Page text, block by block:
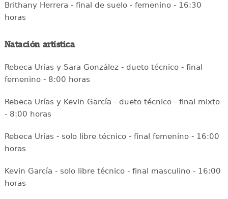
Brithany Herrera - final de suelo - femenino - 16:30
horas
Natación artística
Rebeca Urías y Sara González - dueto técnico - final
femenino - 8:00 horas
Rebeca Urías y Kevin García - dueto técnico - final mixto
- 8:00 horas
Rebeca Urías - solo libre técnico - final femenino - 16:00
horas
Kevin García - solo libre técnico - final masculino - 16:00
horas